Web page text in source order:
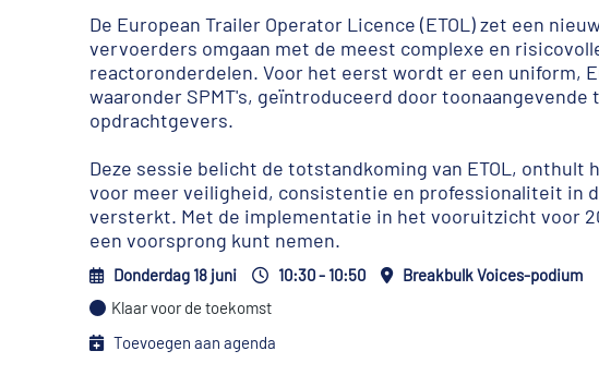
De European Trailer Operator Licence (ETOL) zet een
vervoerders omgaan met de meest complexe en
reactoronderdelen. Voor het eerst wordt er een uniform,
waaronder SPMT's, geïntroduceerd door
opdrachtgevers.
Deze sessie belicht de totstandkoming van ETOL,
voor meer veiligheid, consistentie en professionaliteit in
versterkt. Met de implementatie in het vooruitzicht voor
een voorsprong kunt nemen.
Donderdag 18 juni 10:30 - 10:50
Breakbulk Voices-podium
Klaar voor de toekomst
Toevoegen aan agenda